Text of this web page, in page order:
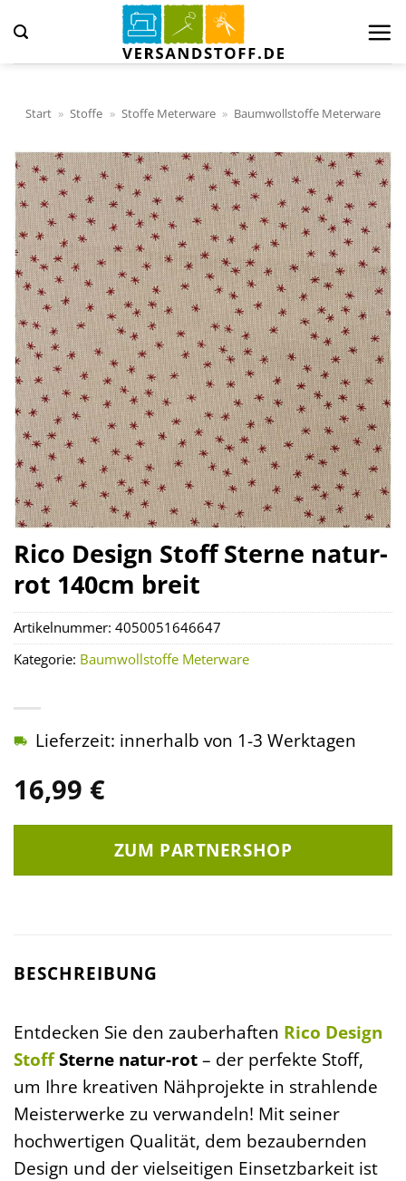
Inhalt
springen
Start » Stoffe » Stoffe Meterware » Baumwollstoffe Meterware
Rico Design Stoff Sterne natur-
rot 140cm breit
16,99 €
Lieferzeit: innerhalb von 1-3 Werktagen
ZUM PARTNERSHOP
Artikelnummer: 4050051646647
Kategorie: Baumwollstoffe Meterware
BESCHREIBUNG
Entdecken Sie den zauberhaften Rico Design
StoffSterne natur-rot– der perfekte Stoff,
um Ihre kreativen Nähprojekte in strahlende
Meisterwerke zu verwandeln! Mit seiner
hochwertigen Qualität, dem bezaubernden
Design und der vielseitigen Einsetzbarkeit ist